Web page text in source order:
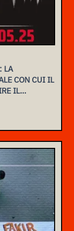
LA
CON CUI IL
IL